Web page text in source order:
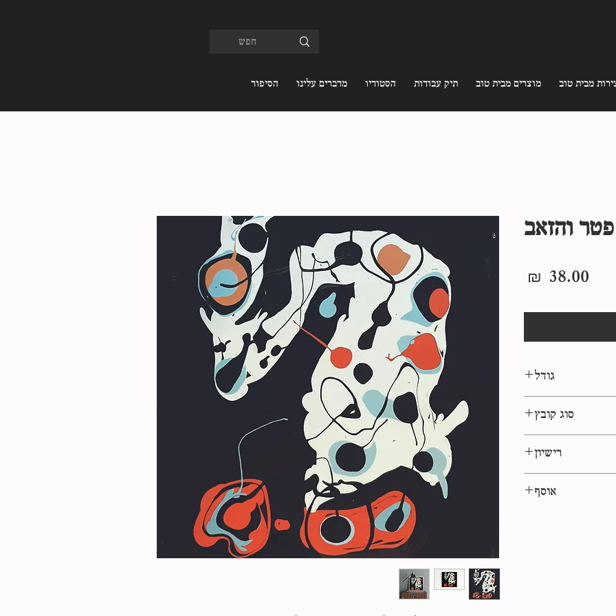
הסיפור מדברים עלינו הסטודיו תיק עבודות מוצרים מבית טוב מבית טוב
פטר והזאב
גודל
סוג קובץ
eps, jpg
רישיון
לשימוש אישי
אוסף